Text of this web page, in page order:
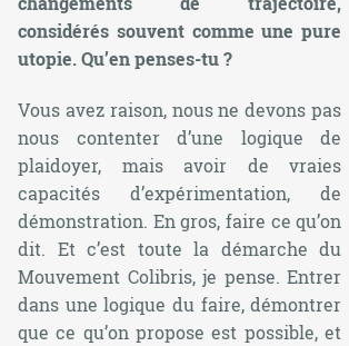
considérés souvent comme une pure
utopie. Qu’en penses-tu ?
Vous avez raison, nous ne devons pas
nous contenter d’une logique de
plaidoyer, mais avoir de vraies
capacités d’expérimentation, de
démonstration. En gros, faire ce qu’on
dit. Et c’est toute la démarche du
Mouvement Colibris, je pense. Entrer
dans une logique du faire, démontrer
que ce qu’on propose est possible, et